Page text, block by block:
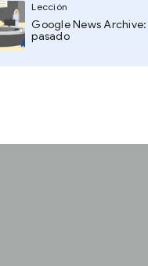
Lección
Google News
pasado